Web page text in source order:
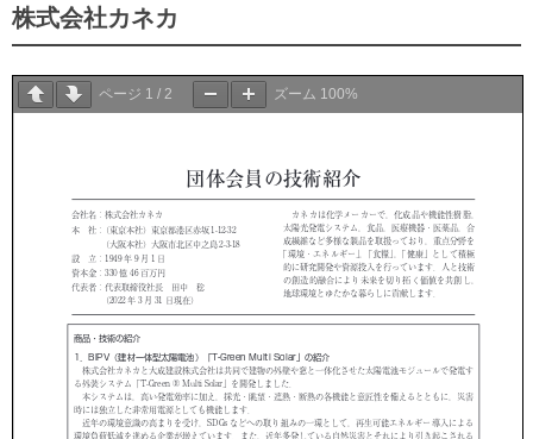
株式会社カネカ
ページ 1 / 2 ズーム 100%